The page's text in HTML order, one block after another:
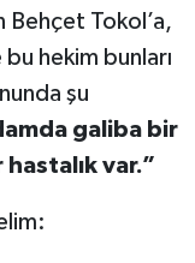
Behçet Tokol’a,
bu hekim bunları
şu
galiba bir
var.”